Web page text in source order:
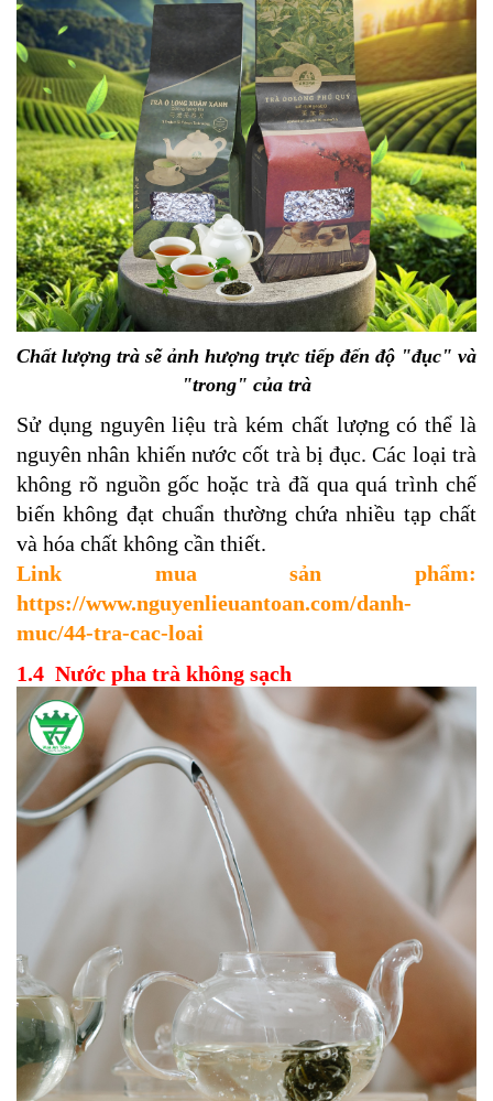
Chất lượng trà sẽ ảnh hượng trực tiếp đến độ "đục" và
"trong" của trà
Sử dụng nguyên liệu trà kém chất lượng có thể là
nguyên nhân khiến nước cốt trà bị đục. Các loại trà
không rõ nguồn gốc hoặc trà đã qua quá trình chế
biến không đạt chuẩn thường chứa nhiều tạp chất
và hóa chất không cần thiết.
Link mua sản phẩm:
https://www.nguyenlieuantoan.com/danh-
muc/44-tra-cac-loai
1.4 Nước pha trà không sạch